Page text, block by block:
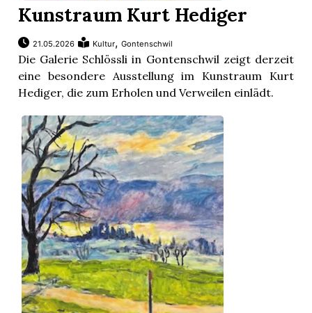
Kunstraum Kurt Hediger
21.05.2026 Kultur,Gontenschwil
Die Galerie Schlössli in Gontenschwil zeigt derzeit
eine besondere Ausstellung im Kunstraum Kurt
Hediger, die zum Erholen und Verweilen einlädt.